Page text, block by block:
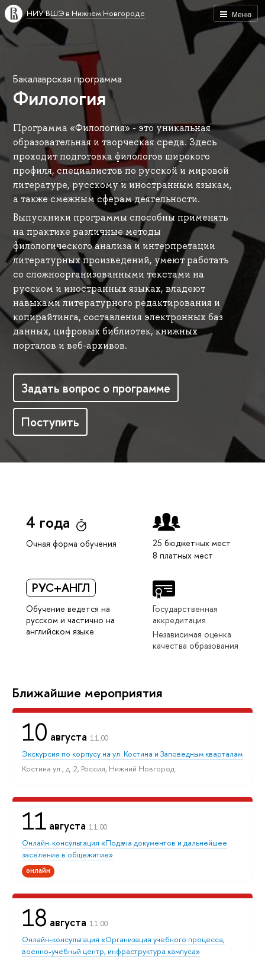
Меню
НИУ ВШЭ в Нижнем Новгороде
Бакалаврская программа
Филология
Программа «Филология» - это уникальная
образовательная и творческая среда. Здесь
проходит подготовка филологов широкого
профиля, специалистов по русской и мировой
литературе, русскому и иностранным языкам,
а также смежным сферам деятельности.
Выпускники программы способны применять
на практике различные методы
филологического анализа и интерпретации
литературных произведений, умеют работать
со сложноорганизованными текстами на
русском и иностранных языках, владеют
навыками литературного редактирования и
копирайтинга, составления электронных баз
данных, цифровых библиотек, книжных
порталов и веб-архивов.
Задать вопрос о программе
Поступить
4 года
Очная форма обучения
25 бюджетных мест
8 платных мест
РУС+АНГЛ
Обучение ведется на
русском и частично на
английском языке
Государственная
аккредитация
Независимая оценка
качества образования
Ближайшие мероприятия
10 августа 11:00
Экскурсия по корпусу на ул. Костина и Заповедным кварталам
Костина ул., д. 2, Россия, Нижний Новгород
11 августа 11:00
Онлайн-консультация «Подача документов и дальнейшее
заселение в общежитие»
онлайн
18 августа 11:00
Онлайн-консультация «Организация учебного процесса,
военно-учебный центр, инфраструктура кампуса»